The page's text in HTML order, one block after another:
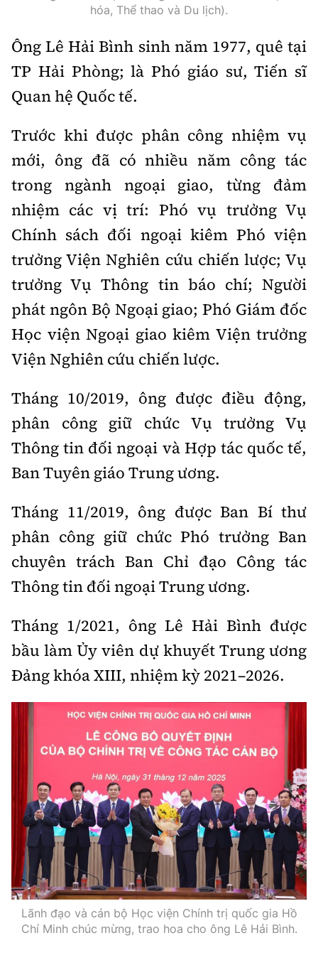
Tổng biên tập:Nguyễn Thị Hồng Nga
Nguyễn Đức Thắng, La Đức Hùng
Hotline:
0901 514 799
Quảng cáo và Phát hành:
0915 057 282
Cấm sao chép dưới mọi hình thức nếu không có sự
chấp thuận bằng văn bản.
Thông tin tòa
soạn
hóa, Thể thao và Du lịch).
Ông Lê Hải Bình sinh năm 1977, quê tại
TP Hải Phòng; là Phó giáo sư, Tiến sĩ
Quan hệ Quốc tế.
Trước khi được phân công nhiệm vụ
mới, ông đã có nhiều năm công tác
trong ngành ngoại giao, từng đảm
nhiệm các vị trí: Phó vụ trưởng Vụ
Chính sách đối ngoại kiêm Phó viện
trưởng Viện Nghiên cứu chiến lược; Vụ
trưởng Vụ Thông tin báo chí; Người
phát ngôn Bộ Ngoại giao; Phó Giám đốc
Học viện Ngoại giao kiêm Viện trưởng
Viện Nghiên cứu chiến lược.
Tháng 10/2019, ông được điều động,
phân công giữ chức Vụ trưởng Vụ
Thông tin đối ngoại và Hợp tác quốc tế,
Ban Tuyên giáo Trung ương.
Tháng 11/2019, ông được Ban Bí thư
phân công giữ chức Phó trưởng Ban
chuyên trách Ban Chỉ đạo Công tác
Thông tin đối ngoại Trung ương.
Tháng 1/2021, ông Lê Hải Bình được
bầu làm Ủy viên dự khuyết Trung ương
Đảng khóa XIII, nhiệm kỳ 2021–2026.
Lãnh đạo và cán bộ Học viện Chính trị quốc gia Hồ
Chí Minh chúc mừng, trao hoa cho ông Lê Hải Bình.